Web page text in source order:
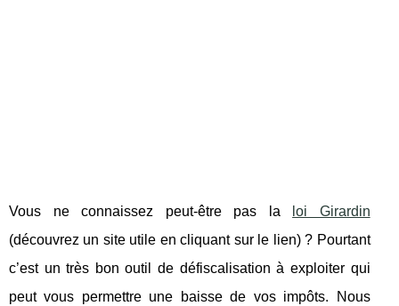
Vous ne connaissez peut-être pas la
loi Girardin
(découvrez un site utile en cliquant sur le lien) ? Pourtant
c’est un très bon outil de défiscalisation à exploiter qui
peut vous permettre une baisse de vos impôts. Nous